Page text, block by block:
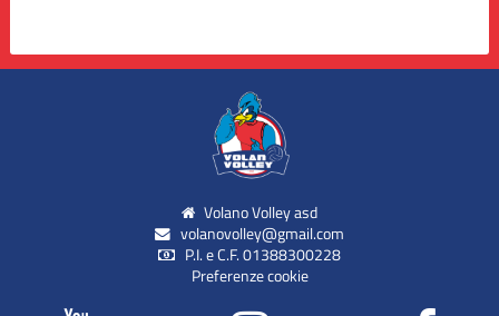
Volano Volley asd
volanovolley@gmail.com
P.I. e C.F. 01388300228
Preferenze cookie